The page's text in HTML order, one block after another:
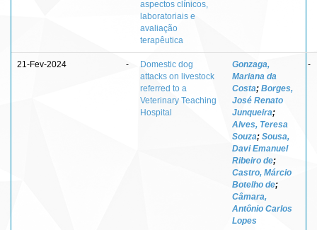
aspectos clínicos,
laboratoriais e
avaliação
terapêutica
21-Fev-2024 -
Domestic dog
attacks on livestock
referred to a
Veterinary Teaching
Hospital
Gonzaga,
Mariana da
Costa; Borges,
José Renato
Junqueira;
Alves, Teresa
Souza; Sousa,
Davi Emanuel
Ribeiro de;
Castro, Márcio
Botelho de;
Câmara,
Antônio Carlos
Lopes
-